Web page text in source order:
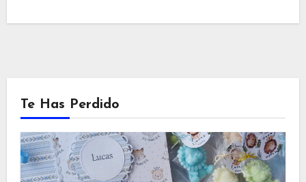
Te Has Perdido